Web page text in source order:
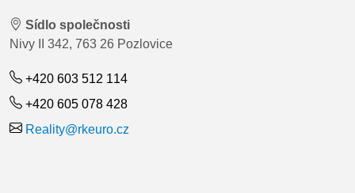
Sídlo společnosti
Nivy II 342, 763 26 Pozlovice
+420 603 512 114
+420 605 078 428
Reality@rkeuro.cz